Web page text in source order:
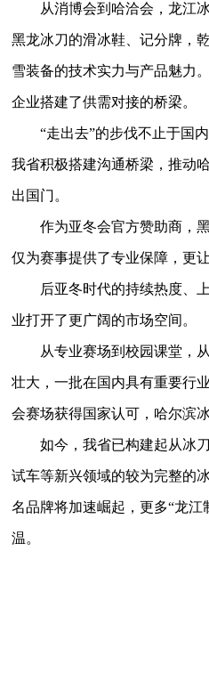
从消博会到哈洽会，龙江
黑龙冰刀的滑冰鞋、记分牌，
雪装备的技术实力与产品魅力
企业搭建了供需对接的桥梁。
“走出去”的步伐不止于国
我省积极搭建沟通桥梁，推动
出国门。
作为亚冬会官方赞助商，
仅为赛事提供了专业保障，更
后亚冬时代的持续热度、
业打开了更广阔的市场空间。
从专业赛场到校园课堂，
壮大，一批在国内具有重要行
会赛场获得国家认可，哈尔滨
如今，我省已构建起从冰
试车等新兴领域的较为完整的
名品牌将加速崛起，更多“龙
温。